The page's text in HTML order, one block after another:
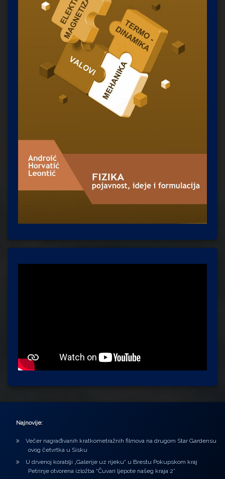
Najnovije:
Večer nagrađivanih kratkometražnih filmova na drugom Star Gardensu
ovog četvrtka u Sisku
U drvenoj korablji „Galerije uz rijeku“ u Brestu Pokupskom kraj
Petrinje otvorena izložba “Čuvari ljepote našeg kraja 2”